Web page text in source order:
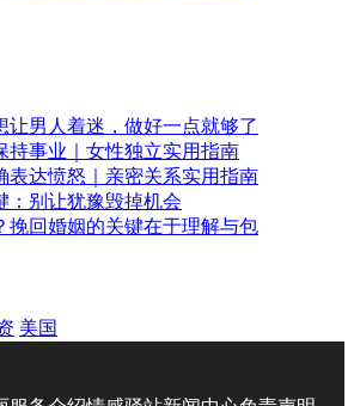
让男人着迷，做好一点就够了
持事业｜女性独立实用指南
表达愤怒｜亲密关系实用指南
：别让犹豫毁掉机会
挽回婚姻的关键在于理解与包
美国